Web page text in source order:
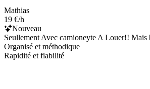
Mathias
19 €/h
Nouveau
Seullement Avec camioneyte A Louer!! Mais
Organisé et méthodique
Rapidité et fiabilité